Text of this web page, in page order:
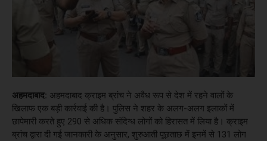
अहमदाबाद: अहमदाबाद क्राइम ब्रांच ने अवैध रूप से देश में रहने वालों के
खिलाफ एक बड़ी कार्रवाई की है। पुलिस ने शहर के अलग-अलग इलाकों में
छापेमारी करते हुए 290 से अधिक संदिग्ध लोगों को हिरासत में लिया है। क्राइम
ब्रांच द्वारा दी गई जानकारी के अनुसार, शुरुआती पूछताछ में इनमें से 131 लोग